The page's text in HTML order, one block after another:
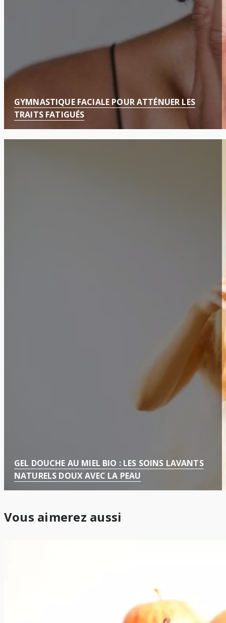
GYMNASTIQUE FACIALE POUR ATTÉNUER LES
TRAITS FATIGUÉS
GEL DOUCHE AU MIEL BIO : LES SOINS LAVANTS
NATURELS DOUX AVEC LA PEAU
Vous aimerez aussi